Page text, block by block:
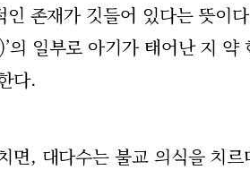
인 존재가 깃들어 있다는 뜻이
의 일부로 아기가 태어난 지
다.
면, 대다수는 불교 의식을 치